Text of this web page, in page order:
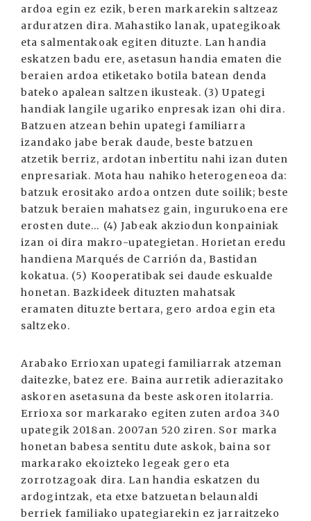
ardoa egin ez ezik, beren markarekin saltzeaz
arduratzen dira. Mahastiko lanak, upategikoak
eta salmentakoak egiten dituzte. Lan handia
eskatzen badu ere, asetasun handia ematen die
beraien ardoa etiketako botila batean denda
bateko apalean saltzen ikusteak. (3) Upategi
handiak langile ugariko enpresak izan ohi dira.
Batzuen atzean behin upategi familiarra
izandako jabe berak daude, beste batzuen
atzetik berriz, ardotan inbertitu nahi izan duten
enpresariak. Mota hau nahiko heterogeneoa da:
batzuk erositako ardoa ontzen dute soilik; beste
batzuk beraien mahatsez gain, ingurukoena ere
erosten dute… (4) Jabeak akziodun konpainiak
izan oi dira makro-upategietan. Horietan eredu
handiena Marqués de Carrión da, Bastidan
kokatua. (5) Kooperatibak sei daude eskualde
honetan. Bazkideek dituzten mahatsak
eramaten dituzte bertara, gero ardoa egin eta
saltzeko.
Arabako Errioxan upategi familiarrak atzeman
daitezke, batez ere. Baina aurretik adierazitako
askoren asetasuna da beste askoren itolarria.
Errioxa sor markarako egiten zuten ardoa 340
upategik 2018an. 2007an 520 ziren. Sor marka
honetan babesa sentitu dute askok, baina sor
markarako ekoizteko legeak gero eta
zorrotzagoak dira. Lan handia eskatzen du
ardogintzak, eta etxe batzuetan belaunaldi
berriek familiako upategiarekin ez jarraitzeko